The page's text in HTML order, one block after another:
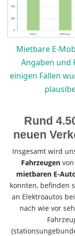
Mietbare E-
Angaben und
einigen Fällen
Rund
neuen
Insgesamt wird
Fahrzeugenvon
mietbaren E-
konnten, befinden
an Elektroautos
nach wie vor